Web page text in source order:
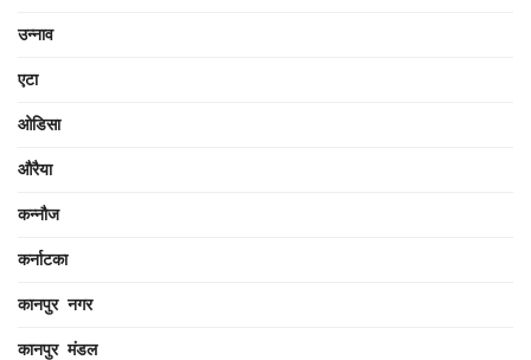
उन्नाव
एटा
ओडिसा
औरैया
कन्नौज
कर्नाटका
कानपुर नगर
कानपुर मंडल